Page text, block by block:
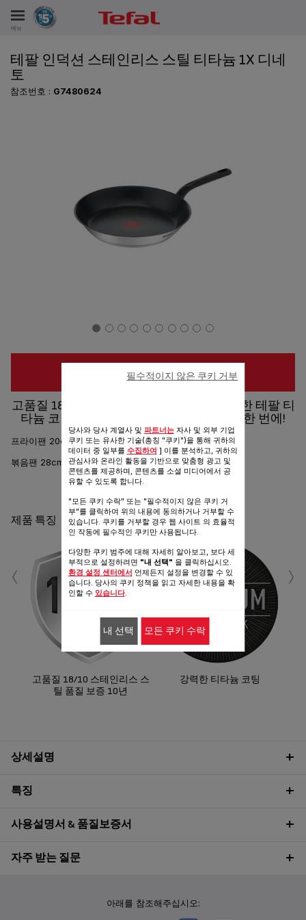
메뉴
테팔 인덕션 스테인리스 스틸 티타늄 1X 디네
토
참조번호 : G7480624
구입 장소
고품질 18/10 스테인리스 스틸 소재와 강력한 테팔 티
타늄 코팅으로 스텐팬과 코팅팬의 장점을 한 번에!
프라이팬 20cm/24cm/28cm/30cm
볶음팬 28cm
제품 특징
고품질 18/10 스테인리스 스
틸 품질 보증 10년
강력한 티타늄 코팅
‹ ›
상세설명
특징
사용설명서 & 품질보증서
자주 받는 질문
아래를 참조해주십시오:
당사와 당사 계열사 및 파트너는자사 및 외부 기업
쿠키 또는 유사한 기술(총칭 "쿠키")을 통해 귀하의
데이터 중 일부를 수집하여 ] 이를 분석하고, 귀하의
관심사와 온라인 활동을 기반으로 맞춤형 광고 및
콘텐츠를 제공하며, 콘텐츠를 소셜 미디어에서 공
유할 수 있도록 합니다.
"모든 쿠키 수락" 또는 "필수적이지 않은 쿠키 거
부"를 클릭하여 위의 내용에 동의하거나 거부할 수
있습니다. 쿠키를 거부할 경우 웹 사이트 의 효율적
인 작동에 필수적인 쿠키만 사용됩니다.
다양한 쿠키 범주에 대해 자세히 알아보고, 보다 세
부적으로 설정하려면 "내 선택" 을 클릭하십시오.
환경 설정 센터에서 언제든지 설정을 변경할 수 있
습니다. 당사의 쿠키 정책을 읽고 자세한 내용을 확
인할 수 있습니다.
필수적이지 않은 쿠키 거부
내 선택 모든 쿠키 수락